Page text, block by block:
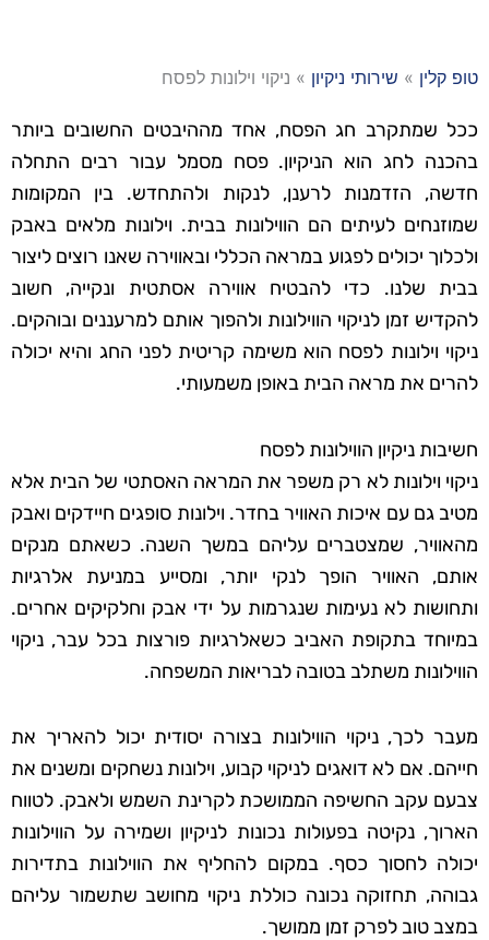
טופ קלין » שירותי ניקיון » ניקוי וילונות לפסח
ככל שמתקרב חג הפסח, אחד מההיבטים החשובים ביותר
בהכנה לחג הוא הניקיון. פסח מסמל עבור רבים התחלה
חדשה, הזדמנות לרענן, לנקות ולהתחדש. בין המקומות
שמוזנחים לעיתים הם הווילונות בבית. וילונות מלאים באבק
ולכלוך יכולים לפגוע במראה הכללי ובאווירה שאנו רוצים ליצור
בבית שלנו. כדי להבטיח אווירה אסתטית ונקייה, חשוב
להקדיש זמן לניקוי הווילונות ולהפוך אותם למרעננים ובוהקים.
ניקוי וילונות לפסח הוא משימה קריטית לפני החג והיא יכולה
להרים את מראה הבית באופן משמעותי.
חשיבות ניקיון הווילונות לפסח
ניקוי וילונות לא רק משפר את המראה האסתטי של הבית אלא
מטיב גם עם איכות האוויר בחדר. וילונות סופגים חיידקים ואבק
מהאוויר, שמצטברים עליהם במשך השנה. כשאתם מנקים
אותם, האוויר הופך לנקי יותר, ומסייע במניעת אלרגיות
ותחושות לא נעימות שנגרמות על ידי אבק וחלקיקים אחרים.
במיוחד בתקופת האביב כשאלרגיות פורצות בכל עבר, ניקוי
הווילונות משתלב בטובה לבריאות המשפחה.
מעבר לכך, ניקוי הווילונות בצורה יסודית יכול להאריך את
חייהם. אם לא דואגים לניקוי קבוע, וילונות נשחקים ומשנים את
צבעם עקב החשיפה הממושכת לקרינת השמש ולאבק. לטווח
הארוך, נקיטה בפעולות נכונות לניקיון ושמירה על הווילונות
יכולה לחסוך כסף. במקום להחליף את הווילונות בתדירות
גבוהה, תחזוקה נכונה כוללת ניקוי מחושב שתשמור עליהם
במצב טוב לפרק זמן ממושך.